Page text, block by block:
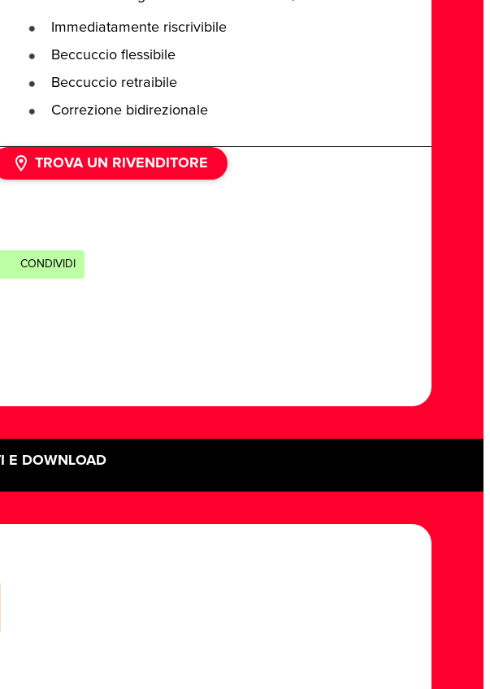
Immediatamente riscrivibile
Beccuccio flessibile
Beccuccio retraibile
Correzione bidirezionale
TROVA UN RIVENDITORE
CONDIVIDI
E DOWNLOAD